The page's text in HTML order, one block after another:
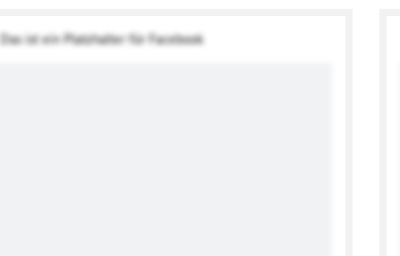
Das ist ein Platzhalter für Facebook